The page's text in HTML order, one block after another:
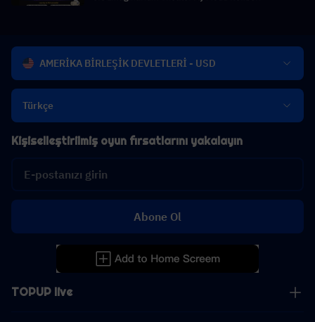
AMERİKA BİRLEŞİK DEVLETLERİ - USD
Türkçe
TOPUP live
Kişiselleştirilmiş oyun fırsatlarını yakalayın
Abone Ol